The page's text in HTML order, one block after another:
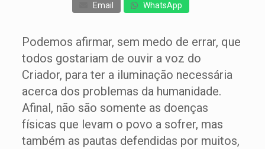
Email
WhatsApp
Podemos afirmar, sem medo de errar, que
todos gostariam de ouvir a voz do
Criador, para ter a iluminação necessária
acerca dos problemas da humanidade.
Afinal, não são somente as doenças
físicas que levam o povo a sofrer, mas
também as pautas defendidas por muitos,